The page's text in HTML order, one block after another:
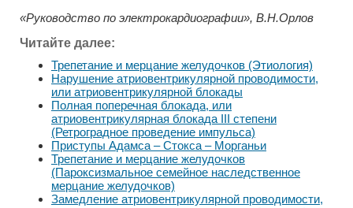
«Руководство по электрокардиографии», В.Н.Орлов
Читайте далее:
Трепетание и мерцание желудочков (Этиология)
Нарушение атриовентрикулярной проводимости,
или атриовентрикулярной блокады
Полная поперечная блокада, или
атриовентрикулярная блокада III степени
(Ретроградное проведение импульса)
Приступы Адамса – Стокса – Морганьи
Трепетание и мерцание желудочков
(Пароксизмальное семейное наследственное
мерцание желудочков)
Замедление атриовентрикулярной проводимости,